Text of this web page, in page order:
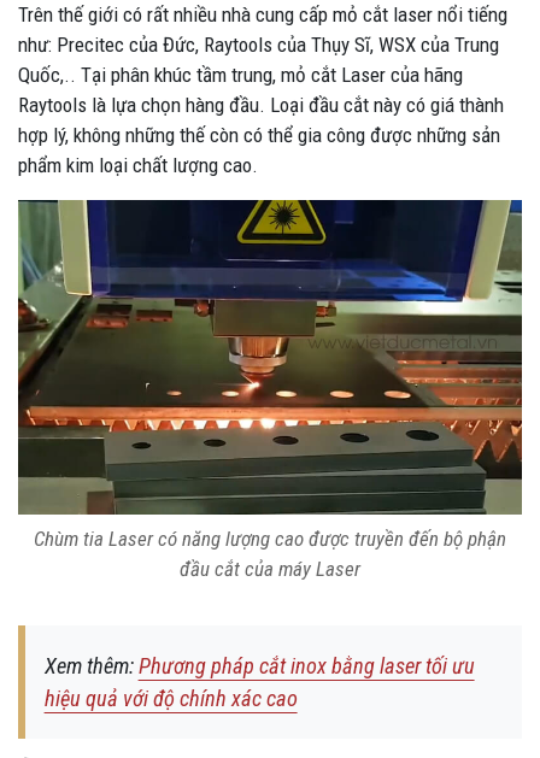
Trên thế giới có rất nhiều nhà cung cấp mỏ cắt laser nổi tiếng
như: Precitec của Đức, Raytools của Thụy Sĩ, WSX của Trung
Quốc,.. Tại phân khúc tầm trung, mỏ cắt Laser của hãng
Raytools là lựa chọn hàng đầu. Loại đầu cắt này có giá thành
hợp lý, không những thế còn có thể gia công được những sản
phẩm kim loại chất lượng cao.
Chùm tia Laser có năng lượng cao được truyền đến bộ phận
đầu cắt của máy Laser
Xem thêm:Phương pháp cắt inox bằng laser tối ưu
hiệu quả với độ chính xác cao